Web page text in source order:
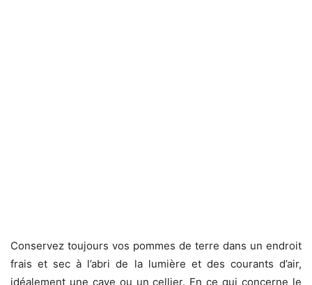
Conservez toujours vos pommes de terre dans un endroit
frais et sec à l’abri de la lumière et des courants d’air,
idéalement une cave ou un cellier. En ce qui concerne le